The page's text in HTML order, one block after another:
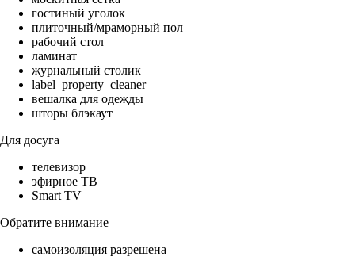
гостиный уголок
плиточный/мраморный пол
рабочий стол
ламинат
журнальный столик
label_property_cleaner
вешалка для одежды
шторы блэкаут
Для досуга
телевизор
эфирное ТВ
Smart TV
Обратите внимание
самоизоляция разрешена